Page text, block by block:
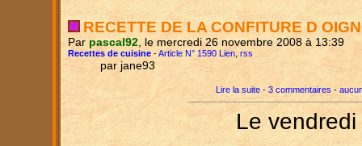
RECETTE DE LA CONFITURE D
Par pascal92, le mercredi 26 novembre 2008 à 13:39
Recettes de cuisine -Article N° 1590 Lien ,rss
par jane93
Lire la suite - 3 commentaires -
Le